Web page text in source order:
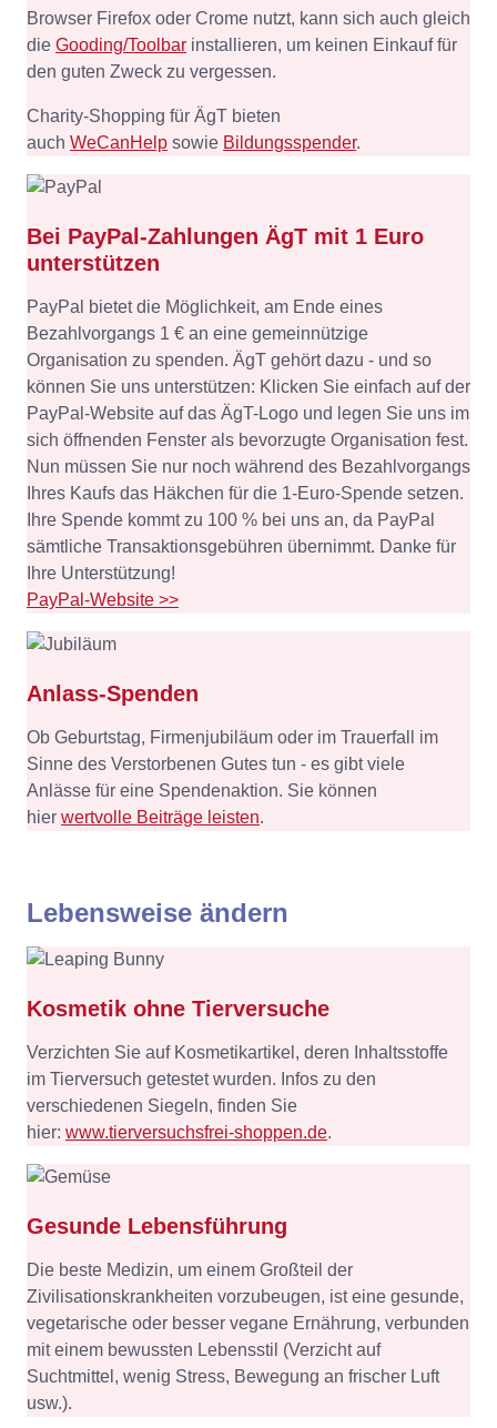
Browser Firefox oder Crome nutzt, kann sich auch gleich
die Gooding/Toolbar installieren, um keinen Einkauf für
den guten Zweck zu vergessen.
Charity-Shopping für ÄgT bieten
auch WeCanHelp sowie Bildungsspender.
Bei PayPal-Zahlungen ÄgT mit 1 Euro
unterstützen
PayPal bietet die Möglichkeit, am Ende eines
Bezahlvorgangs 1 € an eine gemeinnützige
Organisation zu spenden. ÄgT gehört dazu - und so
können Sie uns unterstützen: Klicken Sie einfach auf der
PayPal-Website auf das ÄgT-Logo und legen Sie uns im
sich öffnenden Fenster als bevorzugte Organisation fest.
Nun müssen Sie nur noch während des Bezahlvorgangs
Ihres Kaufs das Häkchen für die 1-Euro-Spende setzen.
Ihre Spende kommt zu 100 % bei uns an, da PayPal
sämtliche Transaktionsgebühren übernimmt. Danke für
Ihre Unterstützung!
PayPal-Website >>
Anlass-Spenden
Ob Geburtstag, Firmenjubiläum oder im Trauerfall im
Sinne des Verstorbenen Gutes tun - es gibt viele
Anlässe für eine Spendenaktion. Sie können
hier wertvolle Beiträge leisten.
Lebensweise ändern
Kosmetik ohne Tierversuche
Verzichten Sie auf Kosmetikartikel, deren Inhaltsstoffe
im Tierversuch getestet wurden. Infos zu den
verschiedenen Siegeln, finden Sie
hier: www.tierversuchsfrei-shoppen.de.
Gesunde Lebensführung
Die beste Medizin, um einem Großteil der
Zivilisationskrankheiten vorzubeugen, ist eine gesunde,
vegetarische oder besser vegane Ernährung, verbunden
mit einem bewussten Lebensstil (Verzicht auf
Suchtmittel, wenig Stress, Bewegung an frischer Luft
usw.).